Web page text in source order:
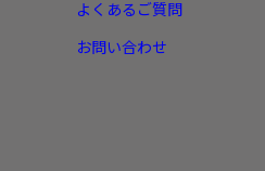
よくあるご質問
お問い合わせ